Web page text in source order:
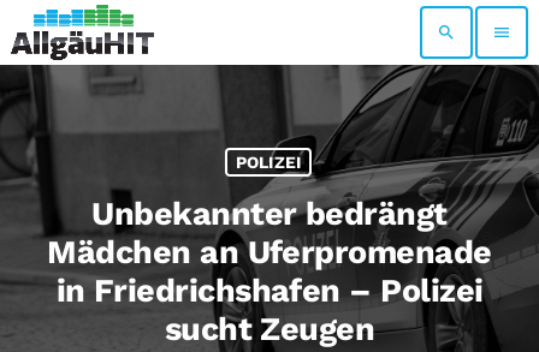
search menu
POLIZEI
Unbekannter bedrängt
Mädchen an Uferpromenade
in Friedrichshafen – Polizei
sucht Zeugen